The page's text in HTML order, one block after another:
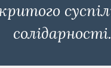
солідарності.